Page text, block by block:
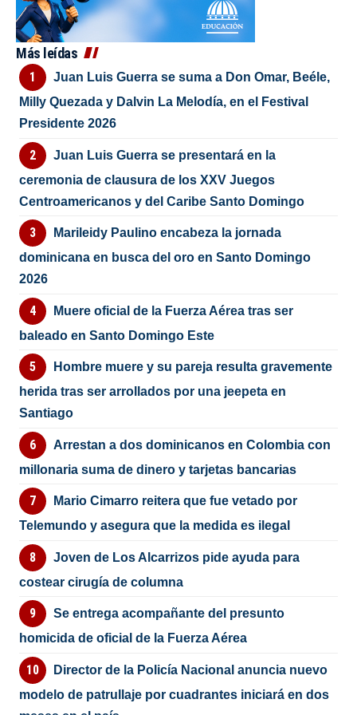
Más leídas
Juan Luis Guerra se suma a Don Omar, Beéle,
Milly Quezada y Dalvin La Melodía, en el Festival
Presidente 2026
Juan Luis Guerra se presentará en la
ceremonia de clausura de los XXV Juegos
Centroamericanos y del Caribe Santo Domingo
Marileidy Paulino encabeza la jornada
dominicana en busca del oro en Santo Domingo
2026
Muere oficial de la Fuerza Aérea tras ser
baleado en Santo Domingo Este
Hombre muere y su pareja resulta gravemente
herida tras ser arrollados por una jeepeta en
Santiago
Arrestan a dos dominicanos en Colombia con
millonaria suma de dinero y tarjetas bancarias
Mario Cimarro reitera que fue vetado por
Telemundo y asegura que la medida es ilegal
Joven de Los Alcarrizos pide ayuda para
costear cirugía de columna
Se entrega acompañante del presunto
homicida de oficial de la Fuerza Aérea
Director de la Policía Nacional anuncia nuevo
modelo de patrullaje por cuadrantes iniciará en dos